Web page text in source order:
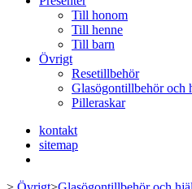
Till honom
Till henne
Till barn
Övrigt
Resetillbehör
Glasögontillbehör och
Pilleraskar
kontakt
sitemap